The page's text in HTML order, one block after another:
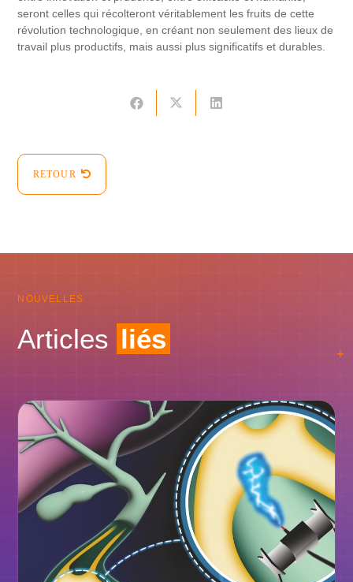
seront celles qui récolteront véritablement les fruits de cette
révolution technologique, en créant non seulement des lieux de
travail plus productifs, mais aussi plus significatifs et durables.
RETOUR
NOUVELLES
Articles liés